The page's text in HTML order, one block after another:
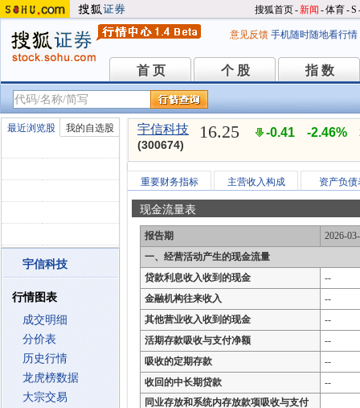
搜狐首页-新闻 -体育-S
意见反馈 手机随时随地看行情
首 页
首 页 个 股
个 股 指 数
指 数
最近浏览股 我的自选股
宇信科技
行情图表
成交明细
分价表
历史行情
龙虎榜数据
大宗交易
宇信科技
(300674)
16.25 -0.41 -2.46%
重要财务指标 主营收入构成 资产负债
现金流量表
报告期
2026-
一、经营活动产生的现金流量
贷款利息收入收到的现金
--
金融机构往来收入
--
其他营业收入收到的现金
--
活期存款吸收与支付净额
--
吸收的定期存款
--
收回的中长期贷款
--
同业存放和系统内存放款项吸收与支付